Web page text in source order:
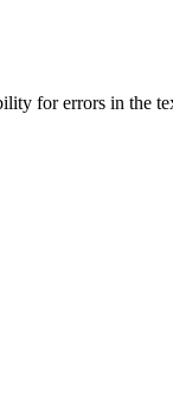
for errors in the